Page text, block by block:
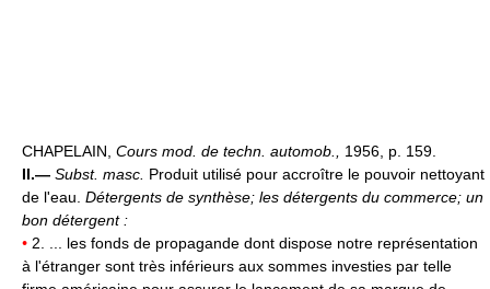
CHAPELAIN, Cours mod. de techn. automob., 1956, p. 159.
II.— Subst. masc. Produit utilisé pour accroître le pouvoir nettoyant
de l'eau. Détergents de synthèse; les détergents du commerce; un
bon détergent :
• 2. ... les fonds de propagande dont dispose notre représentation
à l'étranger sont très inférieurs aux sommes investies par telle